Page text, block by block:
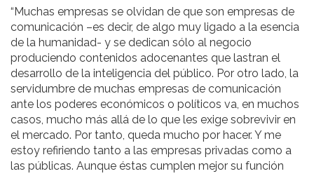
“Muchas empresas se olvidan de que son empresas de
comunicación –es decir, de algo muy ligado a la esencia
de la humanidad- y se dedican sólo al negocio
produciendo contenidos adocenantes que lastran el
desarrollo de la inteligencia del público. Por otro lado, la
servidumbre de muchas empresas de comunicación
ante los poderes económicos o políticos va, en muchos
casos, mucho más allá de lo que les exige sobrevivir en
el mercado. Por tanto, queda mucho por hacer. Y me
estoy refiriendo tanto a las empresas privadas como a
las públicas. Aunque éstas cumplen mejor su función